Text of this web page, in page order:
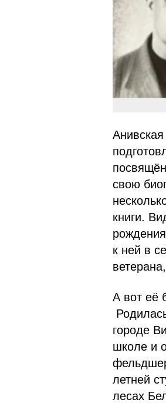
свою
книги.
к ней в
А вот её
городе
школе и
летней
лесах